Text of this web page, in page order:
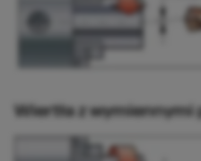
Wiertła z wymiennymi